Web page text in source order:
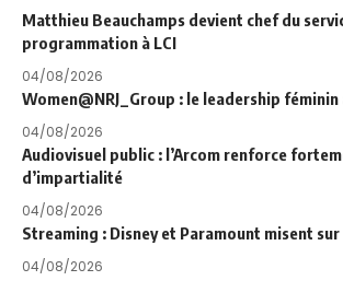
Matthieu Beauchamps devient chef du
programmation à LCI
04/08/2026
Women@NRJ_Group : le leadership féminin
04/08/2026
Audiovisuel public : l’Arcom renforce
d’impartialité
04/08/2026
Streaming : Disney et Paramount misent
04/08/2026